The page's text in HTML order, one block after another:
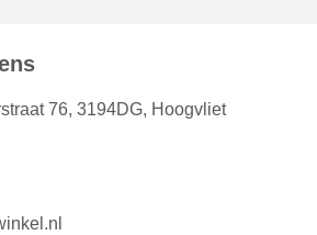
76, 3194DG, Hoogvliet